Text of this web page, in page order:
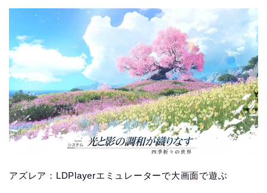
アズレア：LDPlayerエミュレーターで大画面で遊ぶ